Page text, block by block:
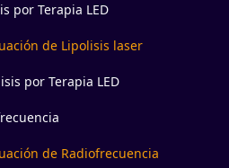
por Terapia LED
de Lipolisis laser
por Terapia LED
de Radiofrecuencia